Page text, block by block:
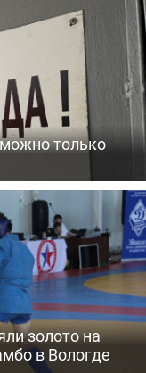
только
золото на
в Вологде